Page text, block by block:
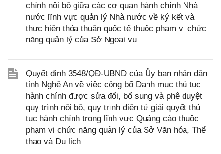
chính nội bộ giữa các cơ quan hành chính Nhà
nước lĩnh vực quản lý Nhà nước về ký kết và
thực hiện thỏa thuận quốc tế thuộc phạm vi chức
năng quản lý của Sở Ngoại vụ
Quyết định 3548/QĐ-UBND của Ủy ban nhân dân
tỉnh Nghệ An về việc công bố Danh mục thủ tục
hành chính được sửa đổi, bổ sung và phê duyệt
quy trình nội bộ, quy trình điện tử giải quyết thủ
tục hành chính trong lĩnh vực Quảng cáo thuộc
phạm vi chức năng quản lý của Sở Văn hóa, Thể
thao và Du lịch